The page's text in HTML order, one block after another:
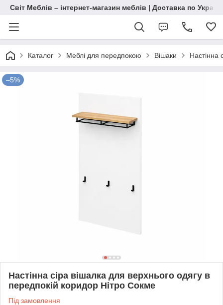
Світ Меблів – інтернет-магазин меблів | Доставка по
Каталог Меблі для передпокою Вішаки Настінна
–5%
Настінна сіра вішалка для верхнього одягу в
передпокій коридор Нітро Сокме
Під замовлення